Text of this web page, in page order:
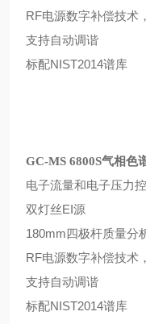
RF电源数字补偿技术
支持自动调谐
标配NIST2014谱库
GC-MS 6800S气相色
电子流量和电子压力
双灯丝EI源
180mm四极杆质量分
RF电源数字补偿技术
支持自动调谐
标配NIST2014谱库